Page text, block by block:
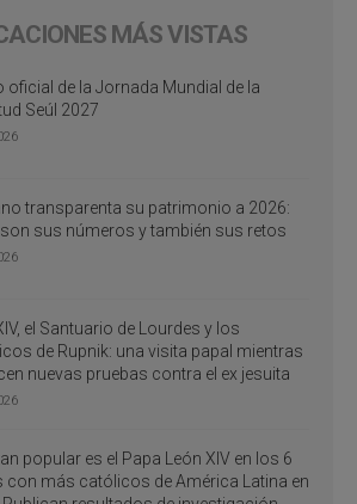
MÁS VISTAS
oficial de la Jornada Mundial de la
Seúl 2027
transparenta su patrimonio a 2026:
sus números y también sus retos
el Santuario de Lourdes y los
de Rupnik: una visita papal mientras
nuevas pruebas contra el ex jesuita
popular es el Papa León XIV en los 6
con más católicos de América Latina en